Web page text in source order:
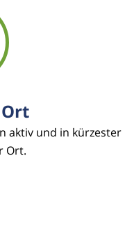
aktiv und in kürzester
Ort.